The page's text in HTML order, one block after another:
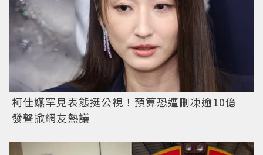
柯佳嬿罕見表態挺公視！預算恐遭刪凍逾10億
發聲掀網友熱議